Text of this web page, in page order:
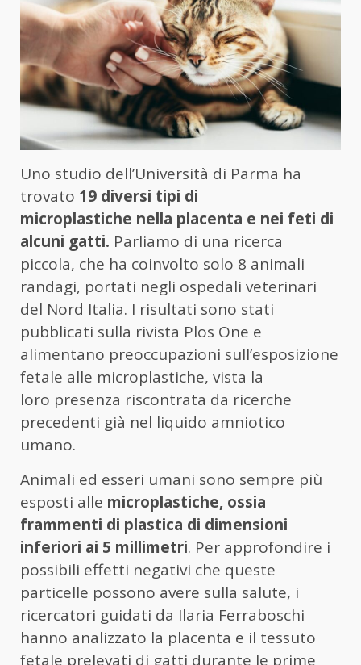
Uno studio dell’Università di Parma ha
trovato 19 diversi tipi di
microplastiche nella placenta e nei feti di
alcuni gatti. Parliamo di una ricerca
piccola, che ha coinvolto solo 8 animali
randagi, portati negli ospedali veterinari
del Nord Italia. I risultati sono stati
pubblicati sulla rivista Plos One e
alimentano preoccupazioni sull’esposizione
fetale alle microplastiche, vista la
loro presenza riscontrata da ricerche
precedenti già nel liquido amniotico
umano.
Animali ed esseri umani sono sempre più
esposti alle microplastiche, ossia
frammenti di plastica di dimensioni
inferiori ai 5 millimetri. Per approfondire i
possibili effetti negativi che queste
particelle possono avere sulla salute, i
ricercatori guidati da Ilaria Ferraboschi
hanno analizzato la placenta e il tessuto
fetale prelevati di gatti durante le prime